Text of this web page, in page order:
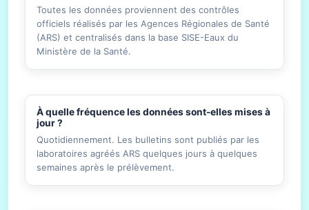
Toutes les données proviennent des contrôles
officiels réalisés par les Agences Régionales de Santé
(ARS) et centralisés dans la base SISE-Eaux du
Ministère de la Santé.
À quelle fréquence les données sont-elles mises à
jour ?
Quotidiennement. Les bulletins sont publiés par les
laboratoires agréés ARS quelques jours à quelques
semaines après le prélèvement.